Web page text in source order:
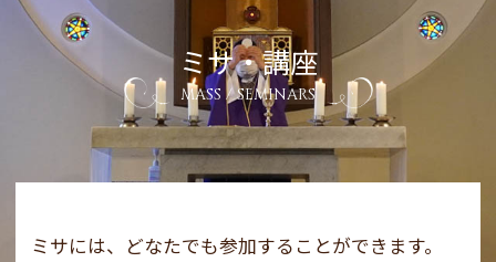
ミサ・講座
MASS / SEMINARS
ミサには、どなたでも参加することができます。